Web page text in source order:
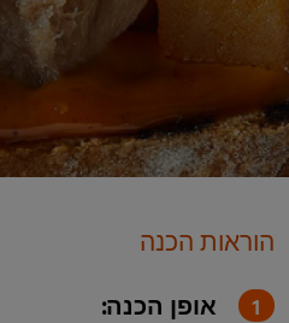
הוראות הכנה
אופן הכנה: